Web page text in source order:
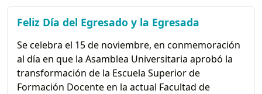
Feliz Día del Egresado y la Egresada
Se celebra el 15 de noviembre, en conmemoración
al día en que la Asamblea Universitaria aprobó la
transformación de la Escuela Superior de
Formación Docente en la actual Facultad de